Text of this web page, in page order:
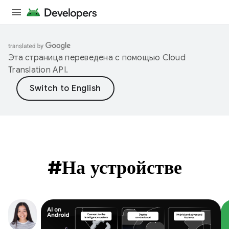
Эта страница переведена с помощью Cloud
Translation API.
#На устройстве